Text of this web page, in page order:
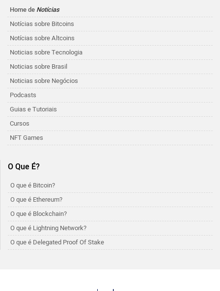
Home de Notícias
Notícias sobre Bitcoins
Notícias sobre Altcoins
Noticias sobre Tecnologia
Noticias sobre Brasil
Noticias sobre Negócios
Podcasts
Guias e Tutoriais
Cursos
NFT Games
O Que É?
O que é Bitcoin?
O que é Ethereum?
O que é Blockchain?
O que é Lightning Network?
O que é Delegated Proof Of Stake